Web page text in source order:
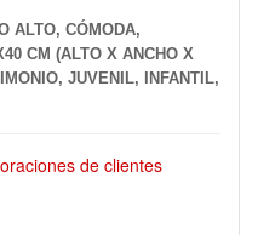
ALTO, CÓMODA,
CM (ALTO X ANCHO X
JUVENIL, INFANTIL,
de clientes